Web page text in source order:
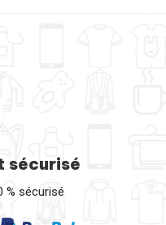
sécurisé
% sécurisé